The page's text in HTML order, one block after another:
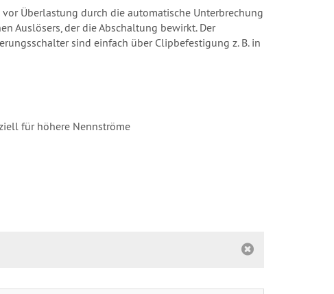
vor Überlastung durch die automatische Unterbrechung
Auslösers, der die Abschaltung bewirkt. Der
sind einfach über Clipbefestigung z. B. in
für höhere Nennströme